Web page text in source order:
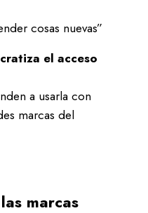
cosas nuevas”
el acceso
a usarla con
marcas del
marcas